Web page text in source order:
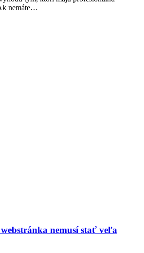
nemáte…
nemusí stať veľa